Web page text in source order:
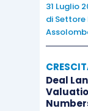
piano
reale
si colloca
piegarla a
31 Luglio
di Settore
Deal